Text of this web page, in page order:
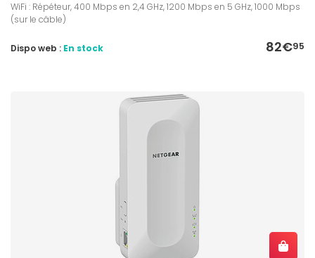
WiFi : Répéteur, 400 Mbps en 2,4 GHz, 1200 Mbps en 5 GHz, 1000 Mbps
(sur le câble)
82€95
Dispo web : En stock